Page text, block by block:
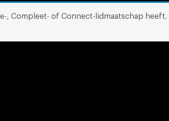
, Compleet- of Connect-lidmaatschap heeft.